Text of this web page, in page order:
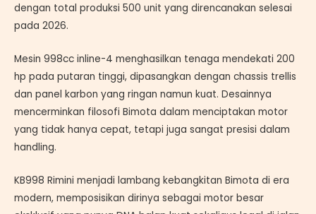
dengan total produksi 500 unit yang direncanakan selesai
pada 2026.
Mesin 998cc inline-4 menghasilkan tenaga mendekati 200
hp pada putaran tinggi, dipasangkan dengan chassis trellis
dan panel karbon yang ringan namun kuat. Desainnya
mencerminkan filosofi Bimota dalam menciptakan motor
yang tidak hanya cepat, tetapi juga sangat presisi dalam
handling.
KB998 Rimini menjadi lambang kebangkitan Bimota di era
modern, memposisikan dirinya sebagai motor besar